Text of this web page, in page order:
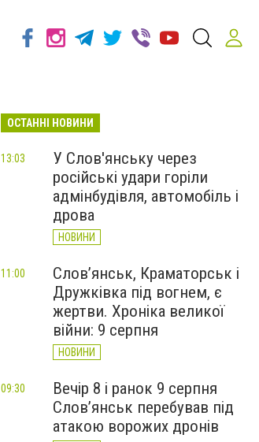
ОСТАННІ НОВИНИ
У Слов'янську через
російські удари горіли
адмінбудівля, автомобіль і
дрова
НОВИНИ
13:03
Слов’янськ, Краматорськ і
Дружківка під вогнем, є
жертви. Хроніка великої
війни: 9 серпня
НОВИНИ
11:00
Вечір 8 і ранок 9 серпня
Слов’янськ перебував під
атакою ворожих дронів
09:30